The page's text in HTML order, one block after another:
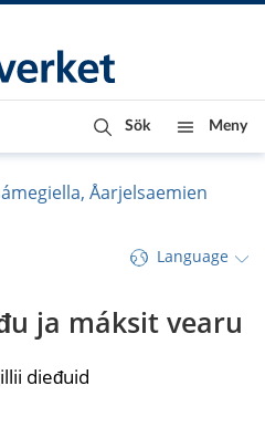
Sök Meny
Åarjelsaemien
Language
ja máksit vearu
dieđuid